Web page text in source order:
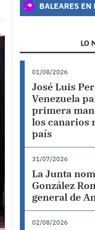
BALEARES EN
LO
01/08/2026
José Luis
Venezuela
primera
los canarios
país
31/07/2026
La Junta
González
general de
02/08/2026